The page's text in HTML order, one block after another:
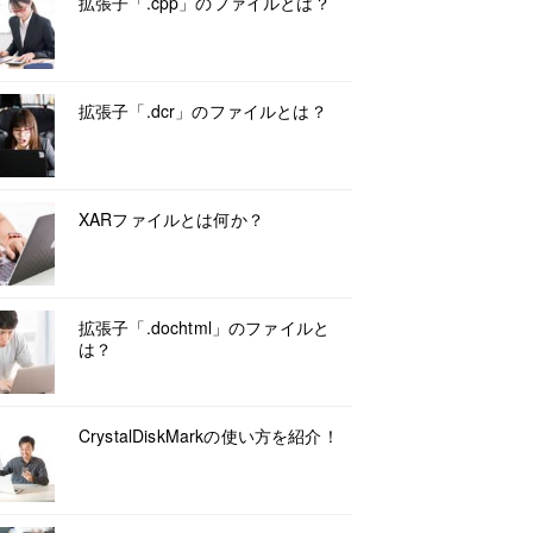
拡張子「.dcr」のファイルとは？
XARファイルとは何か？
拡張子「.dochtml」のファイルと
は？
CrystalDiskMarkの使い方を紹介！